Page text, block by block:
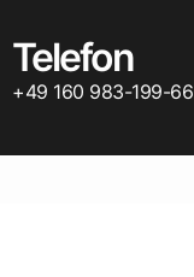
Telefon
+49 160 983-199-66